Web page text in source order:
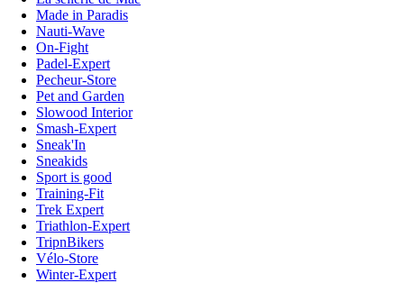
Made in Paradis
Nauti-Wave
On-Fight
Padel-Expert
Pecheur-Store
Pet and Garden
Slowood Interior
Smash-Expert
Sneak'In
Sneakids
Sport is good
Training-Fit
Trek Expert
Triathlon-Expert
TripnBikers
Vélo-Store
Winter-Expert